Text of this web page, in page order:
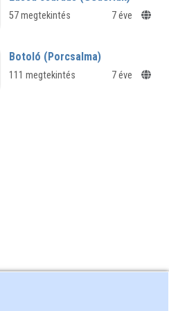
57 megtekintés 7 éve
Botoló (Porcsalma)
111 megtekintés 7 éve